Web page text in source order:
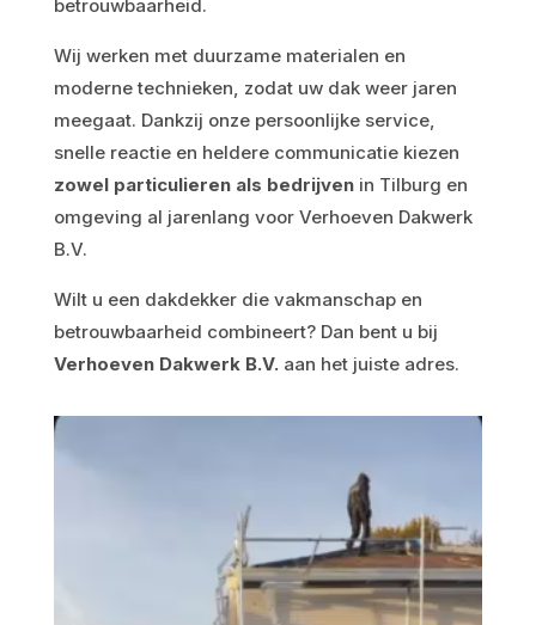
betrouwbaarheid.
Wij werken met duurzame materialen en
moderne technieken, zodat uw dak weer jaren
meegaat. Dankzij onze persoonlijke service,
snelle reactie en heldere communicatie kiezen
zowel particulieren als bedrijvenin Tilburg en
omgeving al jarenlang voor Verhoeven Dakwerk
B.V.
Wilt u een dakdekker die vakmanschap en
betrouwbaarheid combineert? Dan bent u bij
Verhoeven Dakwerk B.V. aan het juiste adres.